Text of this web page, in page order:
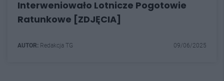
Interweniowało Lotnicze Pogotowie
Ratunkowe [ZDJĘCIA]
AUTOR: Redakcja TG 09/06/2025